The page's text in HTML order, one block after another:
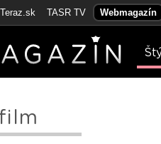
Teraz.sk TASR TV Webmagazín